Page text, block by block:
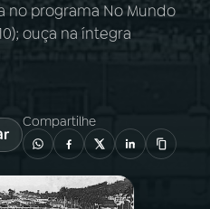
no programa No Mundo
ouça na íntegra
Compartilhe